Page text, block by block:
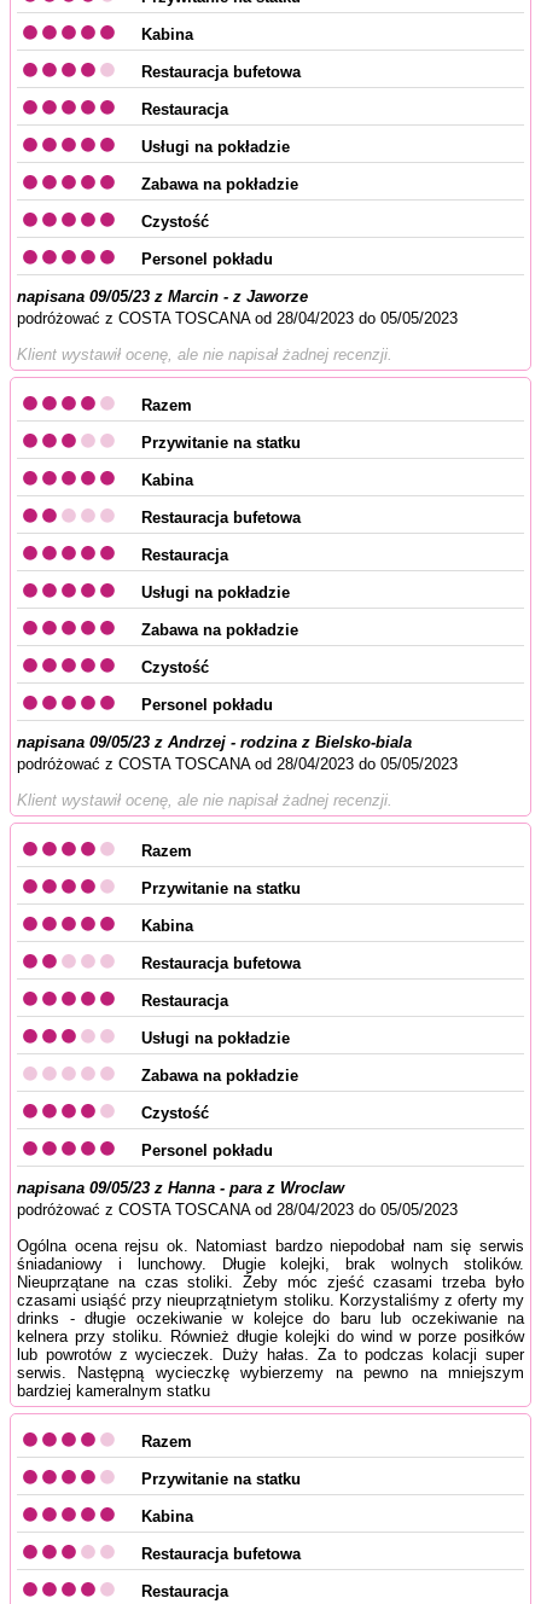
Kabina
Restauracja bufetowa
Restauracja
Usługi na pokładzie
Zabawa na pokładzie
Czystość
Personel pokładu
napisana 09/05/23 z Marcin - z Jaworze
podróżować z COSTA TOSCANA od 28/04/2023 do 05/05/2023
Klient wystawił ocenę, ale nie napisał żadnej recenzji.
Razem
Przywitanie na statku
Kabina
Restauracja bufetowa
Restauracja
Usługi na pokładzie
Zabawa na pokładzie
Czystość
Personel pokładu
napisana 09/05/23 z Andrzej - rodzina z Bielsko-biala
podróżować z COSTA TOSCANA od 28/04/2023 do 05/05/2023
Klient wystawił ocenę, ale nie napisał żadnej recenzji.
Razem
Przywitanie na statku
Kabina
Restauracja bufetowa
Restauracja
Usługi na pokładzie
Zabawa na pokładzie
Czystość
Personel pokładu
napisana 09/05/23 z Hanna - para z Wroclaw
podróżować z COSTA TOSCANA od 28/04/2023 do 05/05/2023
Ogólna ocena rejsu ok. Natomiast bardzo niepodobał nam się serwis
śniadaniowy i lunchowy. Długie kolejki, brak wolnych stolików.
Nieuprzątane na czas stoliki. Żeby móc zjeść czasami trzeba było
czasami usiąść przy nieuprzątnietym stoliku. Korzystaliśmy z oferty my
drinks - długie oczekiwanie w kolejce do baru lub oczekiwanie na
kelnera przy stoliku. Również długie kolejki do wind w porze posiłków
lub powrotów z wycieczek. Duży hałas. Za to podczas kolacji super
serwis. Następną wycieczkę wybierzemy na pewno na mniejszym
bardziej kameralnym statku
Razem
Przywitanie na statku
Kabina
Restauracja bufetowa
Restauracja